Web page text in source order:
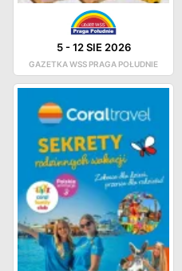
5-12 SIE 2026
GAZETKA WSS PRAGA POŁUDNIE